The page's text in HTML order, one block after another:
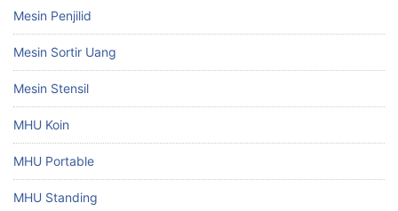
Mesin Penjilid
Mesin Sortir Uang
Mesin Stensil
MHU Koin
MHU Portable
MHU Standing